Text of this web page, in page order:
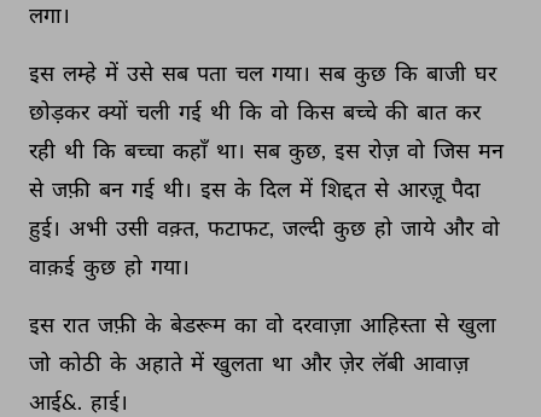
लगा।
इस लम्हे में उसे सब पता चल गया। सब कुछ कि बाजी घर
छोड़कर क्यों चली गई थी कि वो किस बच्चे की बात कर
रही थी कि बच्चा कहाँ था। सब कुछ, इस रोज़ वो जिस मन
से जफ़ी बन गई थी। इस के दिल में शिद्दत से आरज़ू पैदा
हुई। अभी उसी वक़्त, फटाफट, जल्दी कुछ हो जाये और वो
वाक़ई कुछ हो गया।
इस रात जफ़ी के बेडरूम का वो दरवाज़ा आहिस्ता से खुला
जो कोठी के अहाते में खुलता था और ज़ेर लॅबी आवाज़
आई&. हाई।